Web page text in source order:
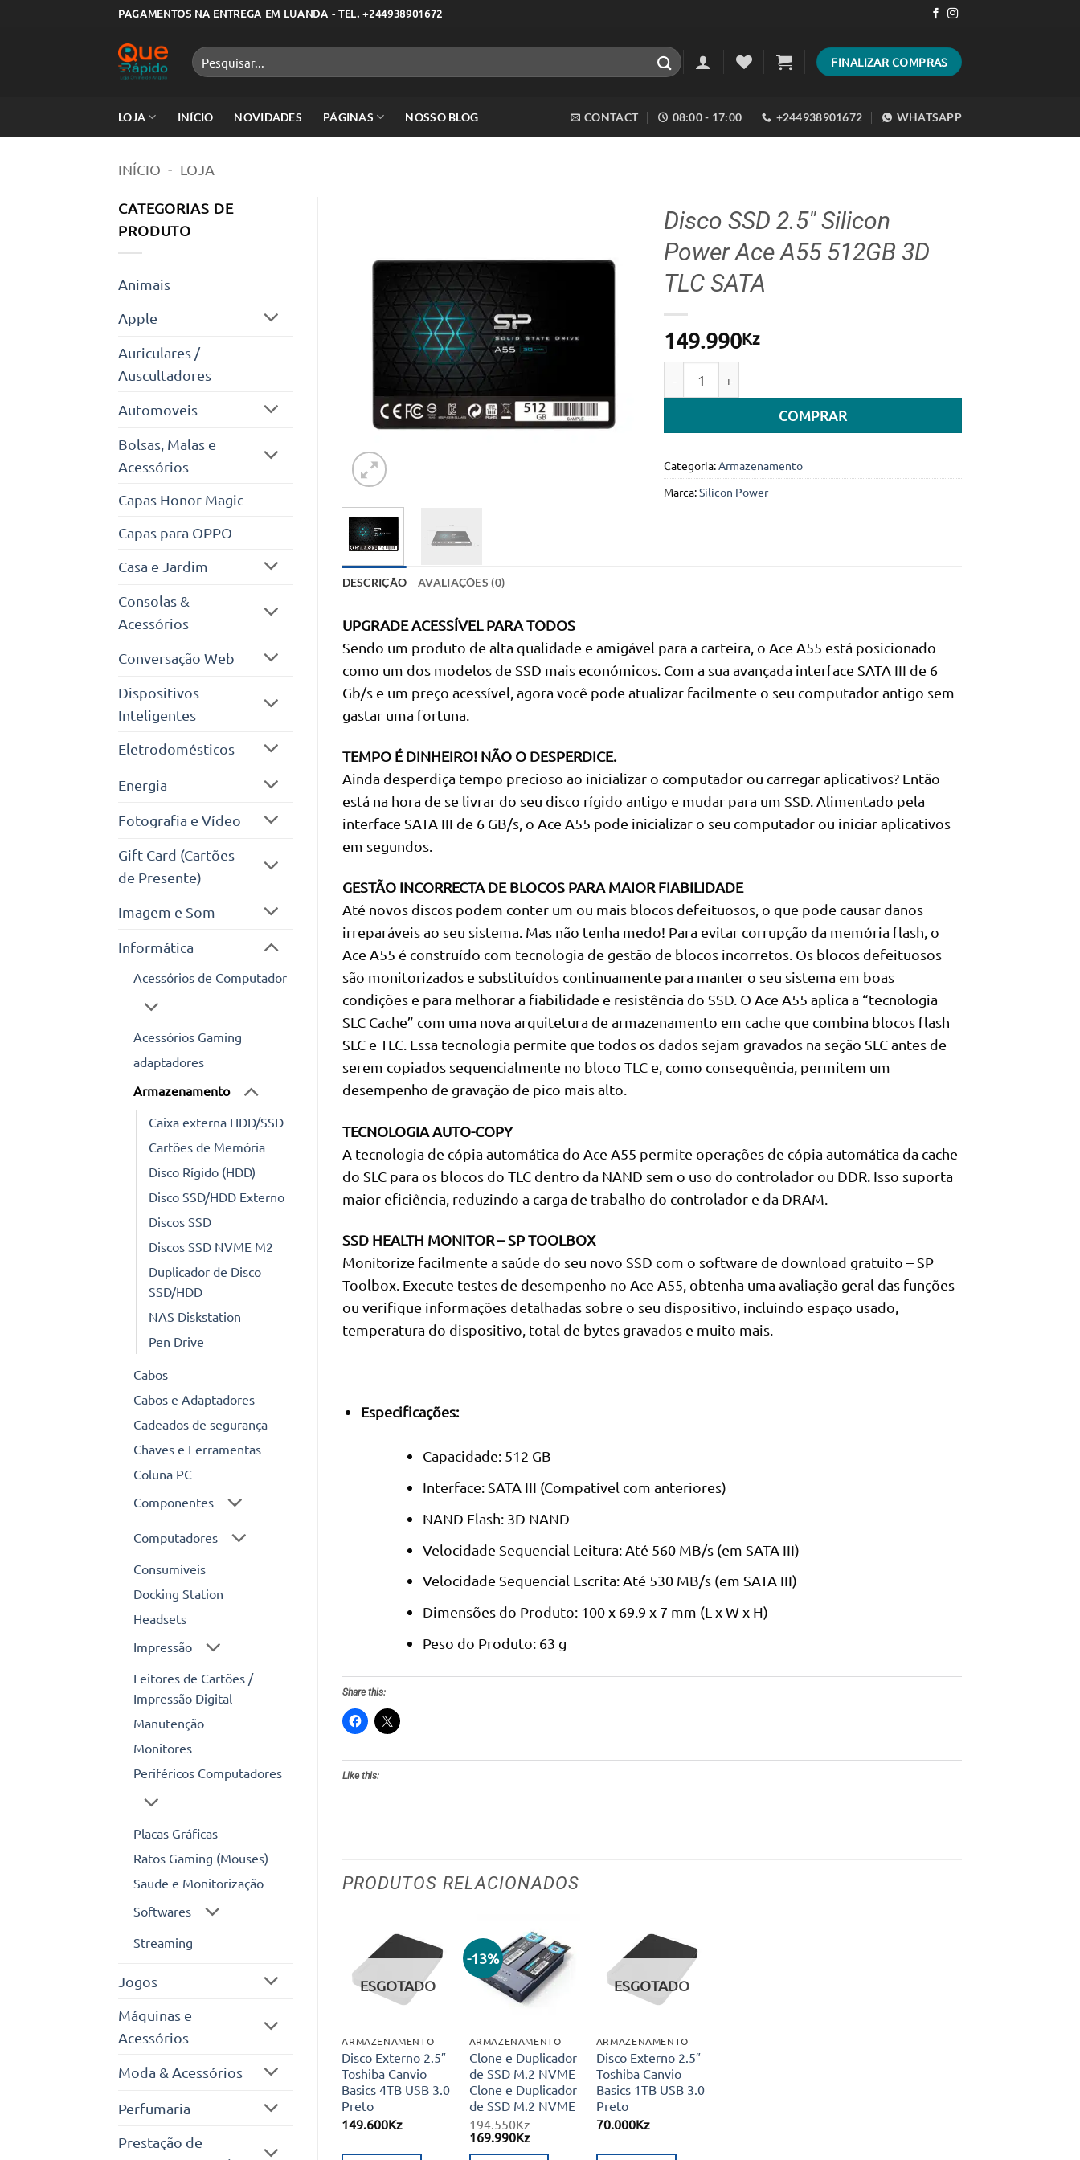
PAGAMENTOS NA ENTREGA EM LUANDA - TEL. +244938901672
Pesquisar
por:
FINALIZAR COMPRAS
LOJA INÍCIO NOVIDADES PÁGINAS NOSSO BLOG CONTACT 08:00 - 17:00 +244938901672 WHATSAPP
INÍCIO - LOJA
CATEGORIAS DE
PRODUTO
Animais
Apple
Auriculares /
Auscultadores
Automoveis
Bolsas, Malas e
Acessórios
Capas Honor Magic
Capas para OPPO
Casa e Jardim
Consolas &
Acessórios
Conversação Web
Dispositivos
Inteligentes
Eletrodomésticos
Energia
Fotografia e Vídeo
Gift Card (Cartões
de Presente)
Imagem e Som
Informática
Acessórios de Computador
Acessórios Gaming
adaptadores
Armazenamento
Caixa externa HDD/SSD
Cartões de Memória
Disco Rígido (HDD)
Disco SSD/HDD Externo
Discos SSD
Discos SSD NVME M2
Duplicador de Disco
SSD/HDD
NAS Diskstation
Pen Drive
Cabos
Cabos e Adaptadores
Cadeados de segurança
Chaves e Ferramentas
Coluna PC
Componentes
Computadores
Consumiveis
Docking Station
Headsets
Impressão
Leitores de Cartões /
Impressão Digital
Manutenção
Monitores
Periféricos Computadores
Placas Gráficas
Ratos Gaming (Mouses)
Saude e Monitorização
Softwares
Streaming
Jogos
Máquinas e
Acessórios
Moda & Acessórios
Perfumaria
Prestação de
Adicionar
aos meus
Disco SSD 2.5″ Silicon
Power Ace A55 512GB 3D
TLC SATA
149.990Kz
COMPRAR
Categoria:Armazenamento
Marca:Silicon Power
DESCRIÇÃO AVALIAÇÕES (0)
UPGRADE ACESSÍVEL PARA TODOS
Sendo um produto de alta qualidade e amigável para a carteira, o Ace A55 está posicionado
como um dos modelos de SSD mais económicos. Com a sua avançada interface SATA III de 6
Gb/s e um preço acessível, agora você pode atualizar facilmente o seu computador antigo sem
gastar uma fortuna.
TEMPO É DINHEIRO! NÃO O DESPERDICE.
Ainda desperdiça tempo precioso ao inicializar o computador ou carregar aplicativos? Então
está na hora de se livrar do seu disco rígido antigo e mudar para um SSD. Alimentado pela
interface SATA III de 6 GB/s, o Ace A55 pode inicializar o seu computador ou iniciar aplicativos
em segundos.
GESTÃO INCORRECTA DE BLOCOS PARA MAIOR FIABILIDADE
Até novos discos podem conter um ou mais blocos defeituosos, o que pode causar danos
irreparáveis ao seu sistema. Mas não tenha medo! Para evitar corrupção da memória flash, o
Ace A55 é construído com tecnologia de gestão de blocos incorretos. Os blocos defeituosos
são monitorizados e substituídos continuamente para manter o seu sistema em boas
condições e para melhorar a fiabilidade e resistência do SSD. O Ace A55 aplica a “tecnologia
SLC Cache” com uma nova arquitetura de armazenamento em cache que combina blocos flash
SLC e TLC. Essa tecnologia permite que todos os dados sejam gravados na seção SLC antes de
serem copiados sequencialmente no bloco TLC e, como consequência, permitem um
desempenho de gravação de pico mais alto.
TECNOLOGIA AUTO-COPY
A tecnologia de cópia automática do Ace A55 permite operações de cópia automática da cache
do SLC para os blocos do TLC dentro da NAND sem o uso do controlador ou DDR. Isso suporta
maior eficiência, reduzindo a carga de trabalho do controlador e da DRAM.
SSD HEALTH MONITOR – SP TOOLBOX
Monitorize facilmente a saúde do seu novo SSD com o software de download gratuito – SP
Toolbox. Execute testes de desempenho no Ace A55, obtenha uma avaliação geral das funções
ou verifique informações detalhadas sobre o seu dispositivo, incluindo espaço usado,
temperatura do dispositivo, total de bytes gravados e muito mais.
Especificações:
Capacidade: 512 GB
Interface: SATA III (Compatível com anteriores)
NAND Flash: 3D NAND
Velocidade Sequencial Leitura: Até 560 MB/s (em SATA III)
Velocidade Sequencial Escrita: Até 530 MB/s (em SATA III)
Dimensões do Produto: 100 x 69.9 x 7 mm (L x W x H)
Peso do Produto: 63 g
Share this:
Like this:
PRODUTOS RELACIONADOS
Adicionar
aos meus
desejos
ESGOTADO
ARMAZENAMENTO
Disco Externo 2.5″
Toshiba Canvio
Basics 4TB USB 3.0
Preto
149.600Kz
-13%
Adicionar
aos meus
desejos
ARMAZENAMENTO
Clone e Duplicador
de SSD M.2 NVME
Clone e Duplicador
de SSD M.2 NVME
194.550Kz
O
169.990KzO
Adicionar
aos meus
desejos
ESGOTADO
ARMAZENAMENTO
Disco Externo 2.5″
Toshiba Canvio
Basics 1TB USB 3.0
Preto
70.000Kz